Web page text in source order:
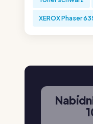
XEROX Phaser